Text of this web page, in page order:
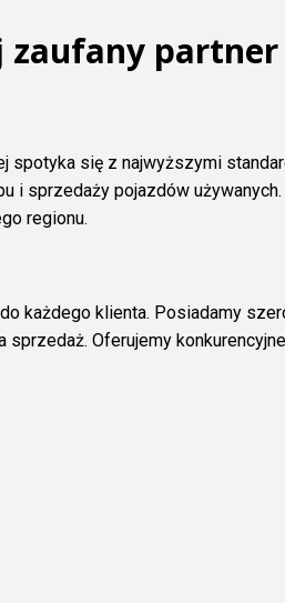
zaufany
spotyka się z najwyższymi
i sprzedaży pojazdów
regionu.
każdego klienta. Posiadamy
Oferujemy